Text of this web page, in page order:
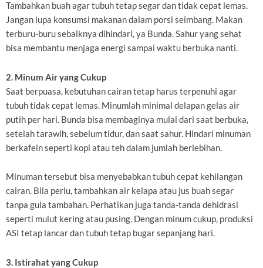
Tambahkan buah agar tubuh tetap segar dan tidak cepat lemas.
Jangan lupa konsumsi makanan dalam porsi seimbang. Makan
terburu-buru sebaiknya dihindari, ya Bunda. Sahur yang sehat
bisa membantu menjaga energi sampai waktu berbuka nanti.
2. Minum Air yang Cukup
Saat berpuasa, kebutuhan cairan tetap harus terpenuhi agar
tubuh tidak cepat lemas. Minumlah minimal delapan gelas air
putih per hari. Bunda bisa membaginya mulai dari saat berbuka,
setelah tarawih, sebelum tidur, dan saat sahur. Hindari minuman
berkafein seperti kopi atau teh dalam jumlah berlebihan.
Minuman tersebut bisa menyebabkan tubuh cepat kehilangan
cairan. Bila perlu, tambahkan air kelapa atau jus buah segar
tanpa gula tambahan. Perhatikan juga tanda-tanda dehidrasi
seperti mulut kering atau pusing. Dengan minum cukup, produksi
ASI tetap lancar dan tubuh tetap bugar sepanjang hari.
3. Istirahat yang Cukup